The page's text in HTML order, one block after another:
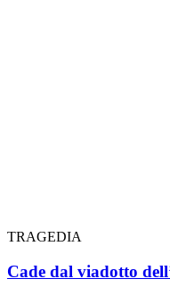
TRAGEDIA
Cade dal viadotto